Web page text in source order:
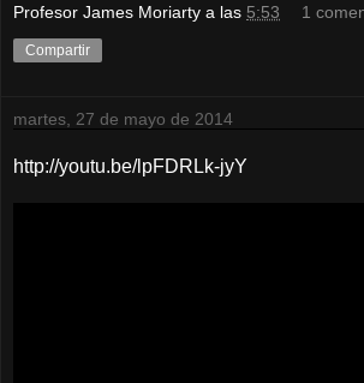
Profesor James Moriarty a las 5:53 1
Compartir
martes, 27 de mayo de 2014
http://youtu.be/lpFDRLk-jyY